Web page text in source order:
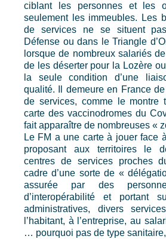
ciblant les personnes et les
seulement les immeubles. Les
de services ne se situent
Défense ou dans le Triangle
lorsque de nombreux salariés
de les déserter pour la Lozère
la seule condition d’une
qualité. Il demeure en France
de services, comme le montre
carte des vaccinodromes du
fait apparaître de nombreuses «
Le FM a une carte à jouer face
proposant aux territoires le
centres de services proches
cadre d’une sorte de «
assurée par des
d’interopérabilité et portant
administratives, divers
l’habitant, à l’entreprise, au
… pourquoi pas de type